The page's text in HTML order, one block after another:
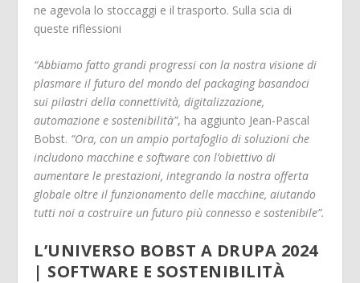
ne agevola lo stoccaggi e il trasporto. Sulla scia di
queste riflessioni
“Abbiamo fatto grandi progressi con la nostra visione di
plasmare il futuro del mondo del packaging basandoci
sui pilastri della connettività, digitalizzazione,
automazione e sostenibilità”, ha aggiunto Jean-Pascal
Bobst. “Ora, con un ampio portafoglio di soluzioni che
includono macchine e software con l’obiettivo di
aumentare le prestazioni, integrando la nostra offerta
globale oltre il funzionamento delle macchine, aiutando
tutti noi a costruire un futuro più connesso e sostenibile”.
L’UNIVERSO BOBST A DRUPA 2024
| SOFTWARE E SOSTENIBILITÀ